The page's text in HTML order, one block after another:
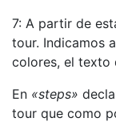
7: A partir de
tour. Indicamos
colores, el texto
En «steps»
tour que como